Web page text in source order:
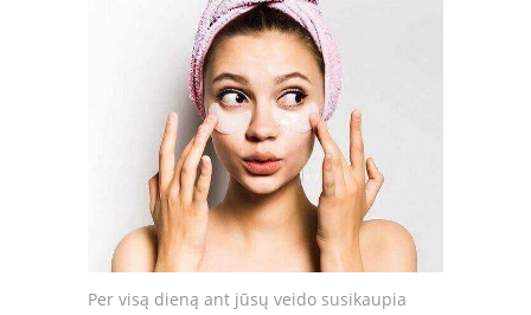
Per visą dieną ant jūsų veido susikaupia